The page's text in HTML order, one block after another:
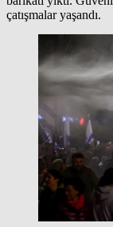
çatışmalar yaşandı.